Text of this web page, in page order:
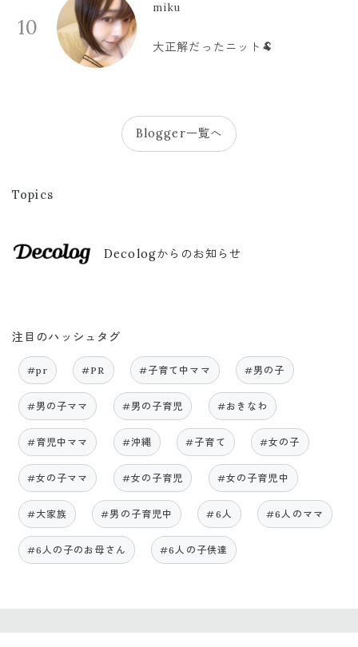
10
miku
大正解だったニット🐏
Blogger一覧へ
Topics
Decologからのお知らせ
注目のハッシュタグ
#pr #PR #子育て中ママ #男の子
#男の子ママ #男の子育児 #おきなわ
#育児中ママ #沖縄 #子育て #女の子
#女の子ママ #女の子育児 #女の子育児中
#大家族 #男の子育児中 #6人 #6人のママ
#6人の子のお母さん #6人の子供達